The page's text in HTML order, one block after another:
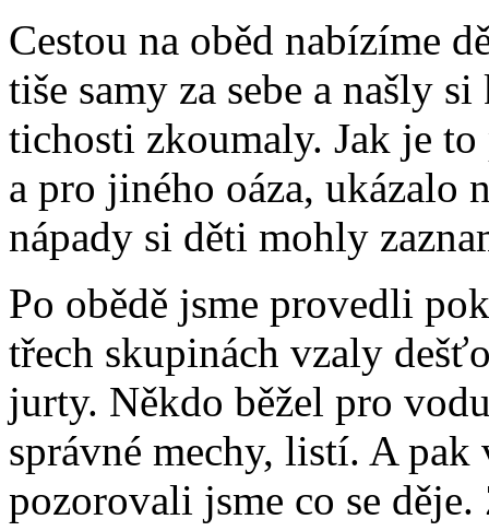
Cestou na oběd nabízíme
tiše samy za sebe a našly
tichosti zkoumaly. Jak je
a pro jiného oáza, ukázalo
nápady si děti mohly
Po obědě jsme provedli
třech skupinách vzaly
jurty. Někdo běžel pro
správné mechy, listí. A
pozorovali jsme co se